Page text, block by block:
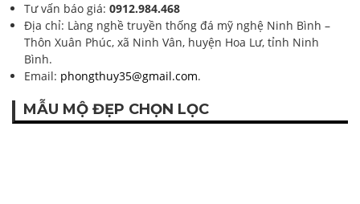
Tư vấn báo giá: 0912.984.468
Địa chỉ: Làng nghề truyền thống đá mỹ nghệ Ninh Bình –
Thôn Xuân Phúc, xã Ninh Vân, huyện Hoa Lư, tỉnh Ninh
Bình.
Email: phongthuy35@gmail.com.
MẪU MỘ ĐẸP CHỌN LỌC